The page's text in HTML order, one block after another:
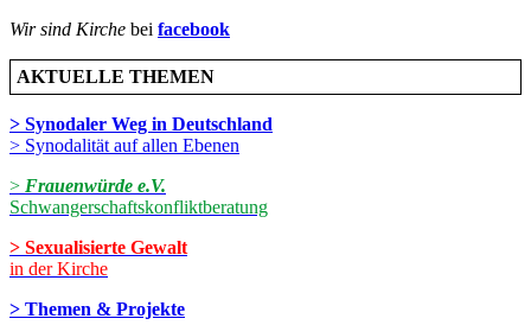
Wir sind Kirche bei facebook
AKTUELLE THEMEN
> Synodaler Weg in Deutschland
> Synodalität auf allen Ebenen
> Frauenwürde e.V.
Schwangerschaftskonfliktberatung
> Sexualisierte Gewalt
in der Kirche
> Themen & Projekte